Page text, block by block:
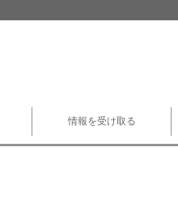
情報を受け取る